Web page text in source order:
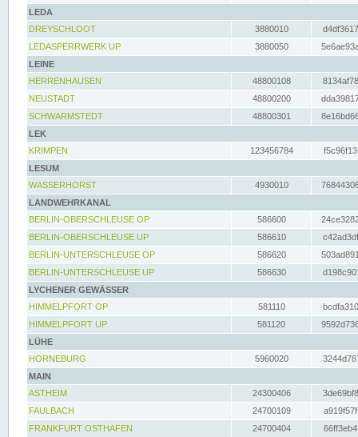
LEDA
DREYSCHLOOT
3880010
LEDASPERRWERK UP
3880050
LEINE
HERRENHAUSEN
48800108
NEUSTADT
48800200
SCHWARMSTEDT
48800301
LEK
KRIMPEN
123456784
LESUM
WASSERHORST
4930010
LANDWEHRKANAL
BERLIN-OBERSCHLEUSE OP
586600
BERLIN-OBERSCHLEUSE UP
586610
BERLIN-UNTERSCHLEUSE OP
586620
BERLIN-UNTERSCHLEUSE UP
586630
LYCHENER GEWÄSSER
HIMMELPFORT OP
581110
HIMMELPFORT UP
581120
LÜHE
HORNEBURG
5960020
MAIN
ASTHEIM
24300406
FAULBACH
24700109
FRANKFURT OSTHAFEN
24700404